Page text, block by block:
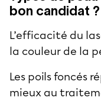
bon candidat ?
L’efficacité du
la couleur de la
Les poils foncés
mieux au